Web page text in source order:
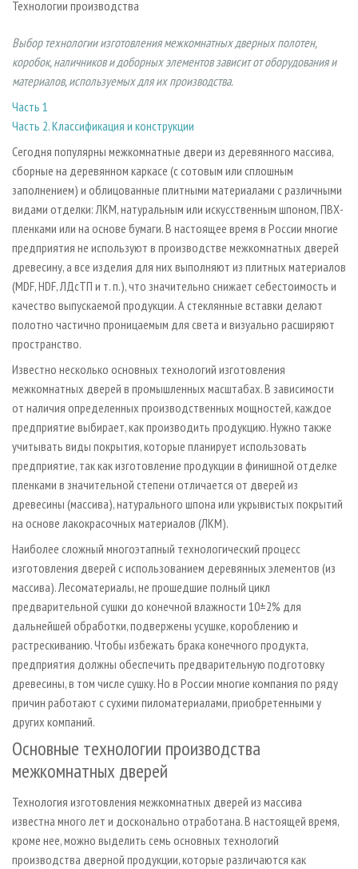
СУШКА ДРЕВЕСИНЫ
ПРОИЗВОДСТВО ДРЕВЕСНЫХ ПЛИТ
ДЕРЕВЯННОЕ ДОМОСТРОЕНИЕ
ПРОИЗВОДСТВО МЕБЕЛИ
БИОЭНЕРГЕТИКА
ИНСТРУМЕНТ И МАТЕРИАЛЫ
ПЕРСОНЫ
МОБИЛЬНЫЕ ВЫСТАВКИ
ОФИЦИАЛЬНЫЕ ДЕЛЕГАЦИИ
ПРИОРИТЕТНЫЕ ИНВЕСТПРОЕКТЫ
RUSSIAN FORESTRY REVIEW
ГАЗЕТА ЛЕСПРОМФОРУМ
БИБЛИОТЕКА СПЕЦИАЛИСТА
КОНТАКТЫ
РЕКЛАМА
РЕКЛАМА НА САЙТЕ
Технологии производства
Выбор технологии изготовления межкомнатных дверных полотен,
коробок, наличников и доборных элементов зависит от оборудования и
материалов, используемых для их производства.
Часть 1
Часть 2. Классификация и конструкции
Сегодня популярны межкомнатные двери из деревянного массива,
сборные на деревянном каркасе (с сотовым или сплошным
заполнением) и облицованные плитными материалами с различными
видами отделки: ЛКМ, натуральным или искусственным шпоном, ПВХ-
пленками или на основе бумаги. В настоящее время в России многие
предприятия не используют в производстве межкомнатных дверей
древесину, а все изделия для них выполняют из плитных материалов
(MDF, HDF, ЛДсТП и т. п.), что значительно снижает себестоимость и
качество выпускаемой продукции. А стеклянные вставки делают
полотно частично проницаемым для света и визуально расширяют
пространство.
Известно несколько основных технологий изготовления
межкомнатных дверей в промышленных масштабах. В зависимости
от наличия определенных производственных мощностей, каждое
предприятие выбирает, как производить продукцию. Нужно также
учитывать виды покрытия, которые планирует использовать
предприятие, так как изготовление продукции в финишной отделке
пленками в значительной степени отличается от дверей из
древесины (массива), натурального шпона или укрывистых покрытий
на основе лакокрасочных материалов (ЛКМ).
Наиболее сложный многоэтапный технологический процесс
изготовления дверей с использованием деревянных элементов (из
массива). Лесоматериалы, не прошедшие полный цикл
предварительной сушки до конечной влажности 10±2% для
дальнейшей обработки, подвержены усушке, короблению и
растрескиванию. Чтобы избежать брака конечного продукта,
предприятия должны обеспечить предварительную подготовку
древесины, в том числе сушку. Но в России многие компания по ряду
причин работают с сухими пиломатериалами, приобретенными у
других компаний.
Основные технологии производства
межкомнатных дверей
Технология изготовления межкомнатных дверей из массива
известна много лет и досконально отработана. В настоящей время,
кроме нее, можно выделить семь основных технологий
производства дверной продукции, которые различаются как